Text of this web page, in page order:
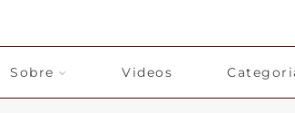
Sobre Videos